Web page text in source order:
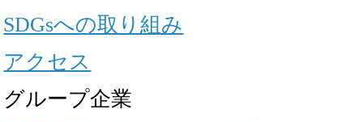
SDGsへの取り組み
アクセス
グループ企業